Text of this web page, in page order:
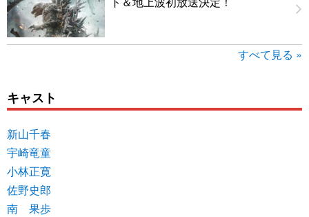
すべて見る »
キャスト
新山千春
宇崎竜童
小林正寛
佐野史郎
南 果歩